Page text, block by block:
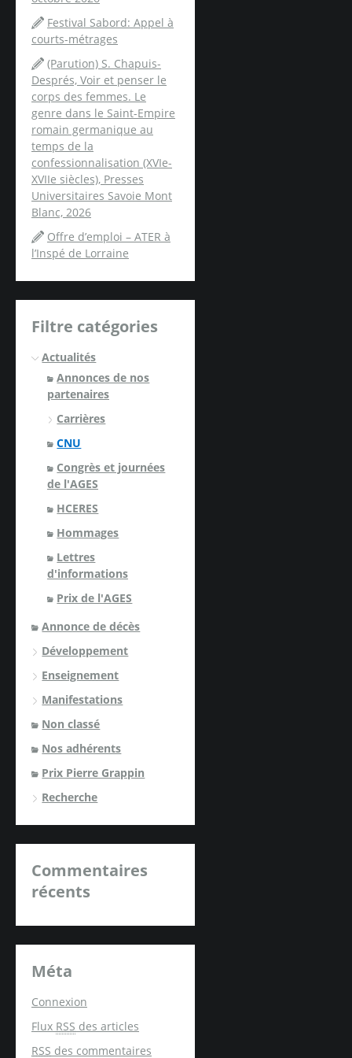
Festival Sabord: Appel à
courts-métrages
(Parution) S. Chapuis-
Després, Voir et penser le
corps des femmes. Le
genre dans le Saint-Empire
romain germanique au
temps de la
confessionnalisation (XVIe-
XVIIe siècles), Presses
Universitaires Savoie Mont
Blanc, 2026
Offre d’emploi – ATER à
l’Inspé de Lorraine
Filtre catégories
Actualités
Annonces de nos
partenaires
Carrières
CNU
Congrès et journées
de l'AGES
HCERES
Hommages
Lettres
d'informations
Prix de l'AGES
Annonce de décès
Développement
Enseignement
Manifestations
Non classé
Nos adhérents
Prix Pierre Grappin
Recherche
Commentaires
récents
Méta
Connexion
Flux RSS des articles
RSS des commentaires